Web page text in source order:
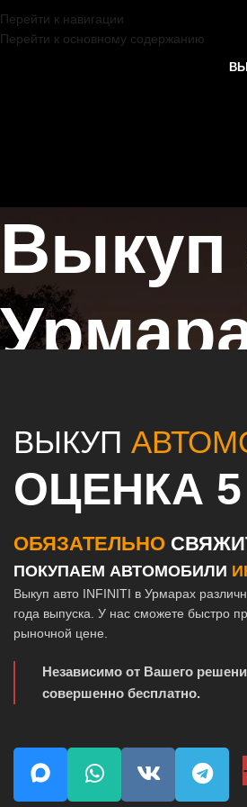
Перейти к навигации
Перейти к основному содержанию
Выкуп
ВЫКУП
ОЦЕНКА
ОБЯЗАТЕЛЬНО
ПОКУПАЕМ АВТОМОБИЛИ
Выкуп авто INFINITI в Урмарах
года выпуска. У нас сможете быстро
рыночной цене.
Независимо от Вашего
совершенно бесплатно.